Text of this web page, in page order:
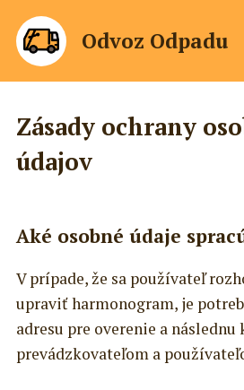
Odvoz Odpadu
Zásady ochrany
údajov
Aké osobné údaje
V prípade, že sa používateľ
upraviť harmonogram, je
adresu pre overenie a
prevádzkovateľom a